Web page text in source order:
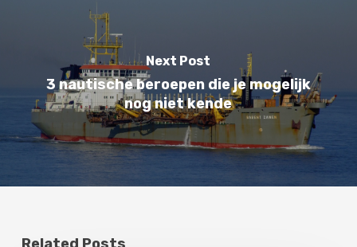
Next Post
3 nautische beroepen die je mogelijk
nog niet kende